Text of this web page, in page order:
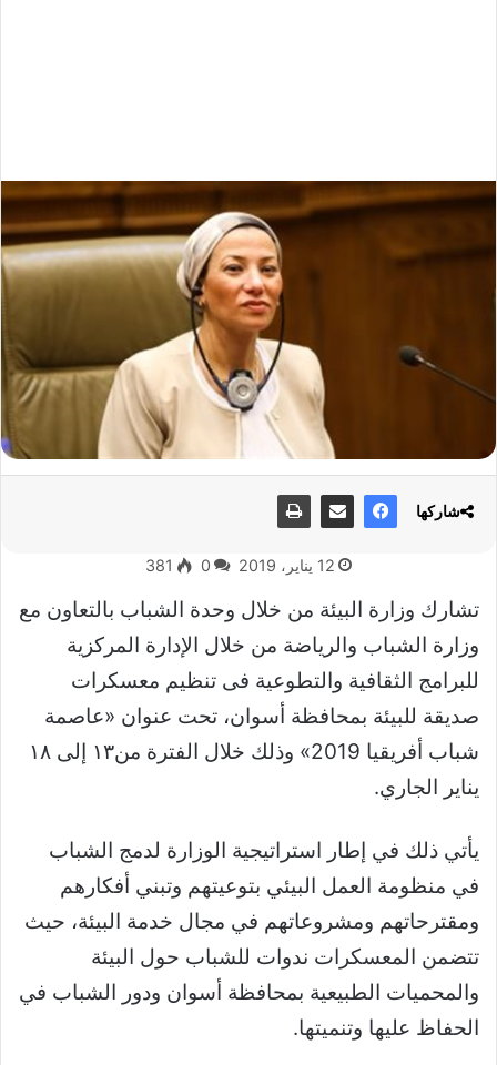
12 يناير، 2019 0
381
تشارك وزارة البيئة من خلال وحدة الشباب بالتعاون مع
وزارة الشباب والرياضة من خلال الإدارة المركزية
للبرامج الثقافية والتطوعية فى تنظيم معسكرات
صديقة للبيئة بمحافظة أسوان، تحت عنوان «عاصمة
شباب أفريقيا 2019» وذلك خلال الفترة من١٣ إلى ١٨
يناير الجاري.
يأتي ذلك في إطار استراتيجية الوزارة لدمج الشباب
في منظومة العمل البيئي بتوعيتهم وتبني أفكارهم
ومقترحاتهم ومشروعاتهم في مجال خدمة البيئة، حيث
تتضمن المعسكرات ندوات للشباب حول البيئة
والمحميات الطبيعية بمحافظة أسوان ودور الشباب في
الحفاظ عليها وتنميتها.
شاركها